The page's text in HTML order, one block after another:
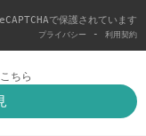
で保護されています
プライバシー - 利用契約
ちら